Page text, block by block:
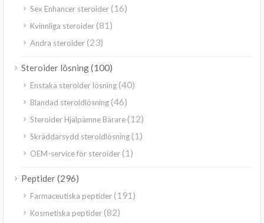
Sex Enhancer steroider(16)
Kvinnliga steroider(81)
Andra steroider(23)
Steroider lösning(100)
Enstaka steroider lösning(40)
Blandad steroidlösning(46)
Steroider Hjälpämne Bärare(12)
Skräddarsydd steroidlösning(1)
OEM-service för steroider(1)
Peptider(296)
Farmaceutiska peptider(191)
Kosmetiska peptider(82)